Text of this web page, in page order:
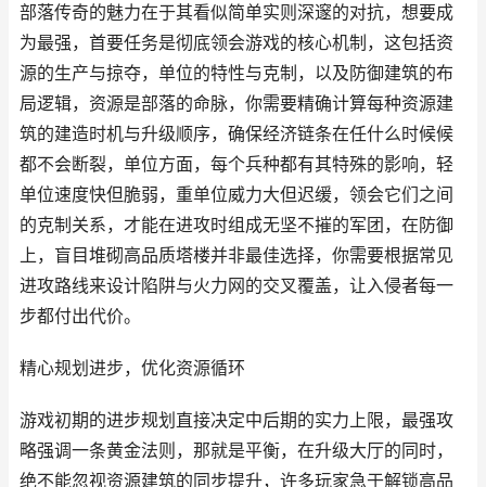
部落传奇的魅力在于其看似简单实则深邃的对抗，想要成
为最强，首要任务是彻底领会游戏的核心机制，这包括资
源的生产与掠夺，单位的特性与克制，以及防御建筑的布
局逻辑，资源是部落的命脉，你需要精确计算每种资源建
筑的建造时机与升级顺序，确保经济链条在任什么时候候
都不会断裂，单位方面，每个兵种都有其特殊的影响，轻
单位速度快但脆弱，重单位威力大但迟缓，领会它们之间
的克制关系，才能在进攻时组成无坚不摧的军团，在防御
上，盲目堆砌高品质塔楼并非最佳选择，你需要根据常见
进攻路线来设计陷阱与火力网的交叉覆盖，让入侵者每一
步都付出代价。
精心规划进步，优化资源循环
游戏初期的进步规划直接决定中后期的实力上限，最强攻
略强调一条黄金法则，那就是平衡，在升级大厅的同时，
绝不能忽视资源建筑的同步提升，许多玩家急于解锁高品